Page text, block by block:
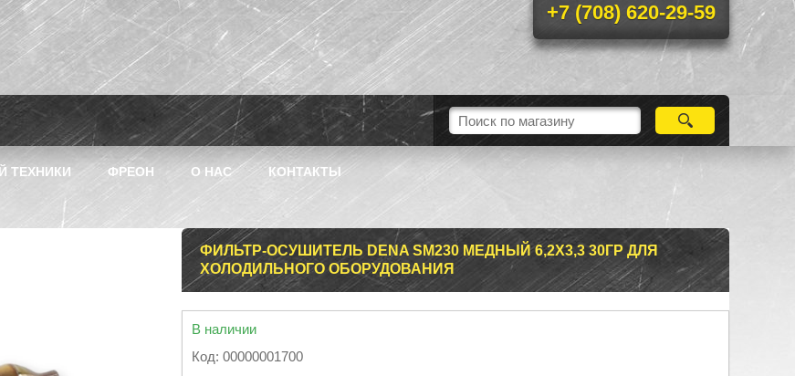
+7 (708) 620-29-59
ТЕХНИКИ ФРЕОН О НАС КОНТАКТЫ
ФИЛЬТР-ОСУШИТЕЛЬ DENA SM230 МЕДНЫЙ 6,2Х3,3 30ГР ДЛЯ
ХОЛОДИЛЬНОГО ОБОРУДОВАНИЯ
В наличии
Код: 00000001700